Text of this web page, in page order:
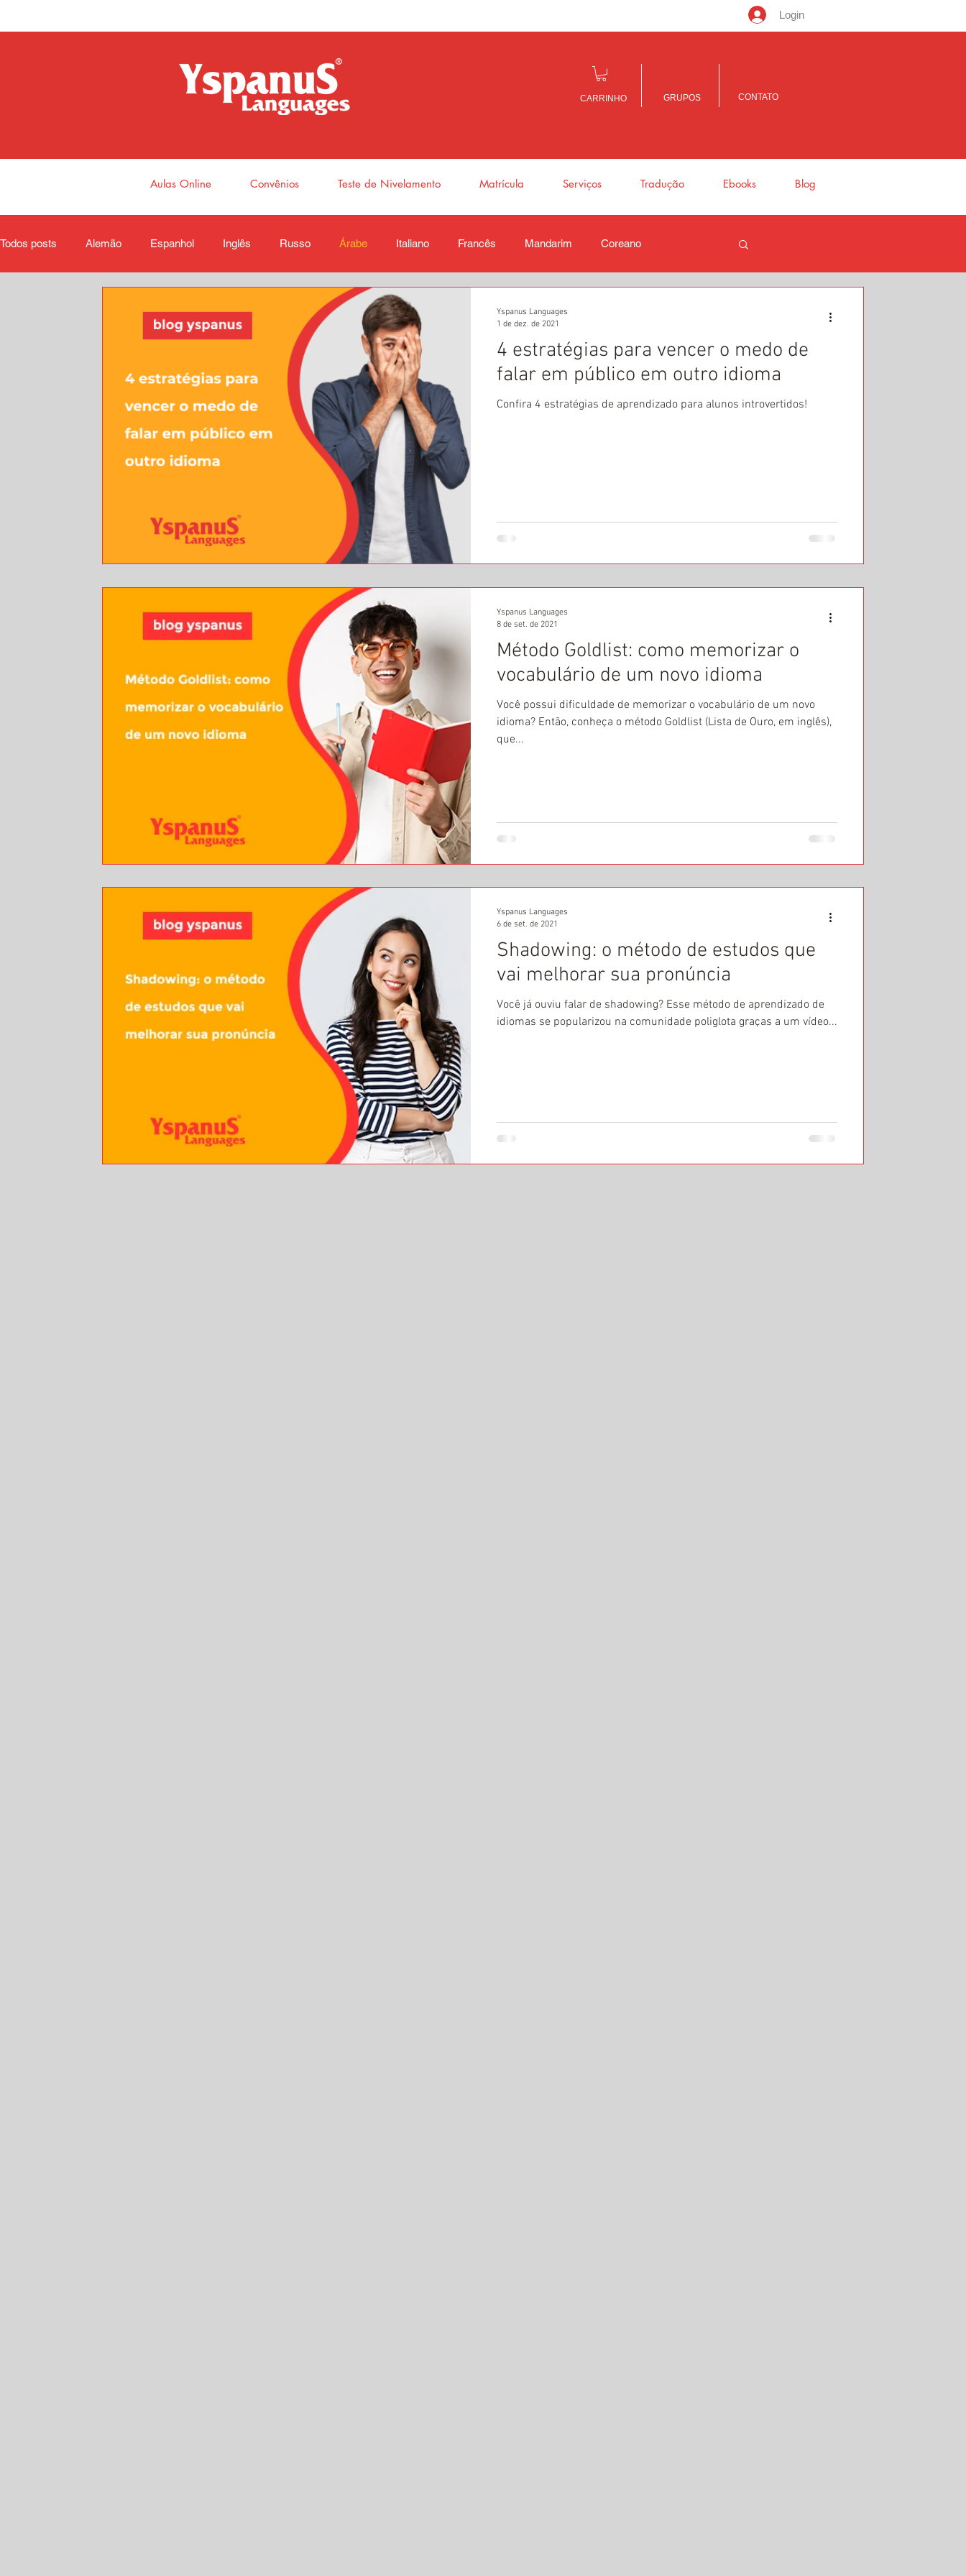
Login
CARRINHO GRUPOS CONTATO
Aulas Online Convênios Teste de Nivelamento Matrícula Serviços Tradução Ebooks Blog
Todos posts Alemão Espanhol Inglês Russo Árabe Italiano Francês Mandarim Coreano
4 estratégias para vencer o medo de
falar em público em outro idioma
Confira 4 estratégias de aprendizado para alunos introvertidos!
Yspanus Languages
1 de dez. de 2021
Método Goldlist: como memorizar o
vocabulário de um novo idioma
Você possui dificuldade de memorizar o vocabulário de um novo
idioma? Então, conheça o método Goldlist (Lista de Ouro, em inglês),
que...
Yspanus Languages
8 de set. de 2021
Shadowing: o método de estudos que
vai melhorar sua pronúncia
Você já ouviu falar de shadowing? Esse método de aprendizado de
idiomas se popularizou na comunidade poliglota graças a um vídeo...
Yspanus Languages
6 de set. de 2021